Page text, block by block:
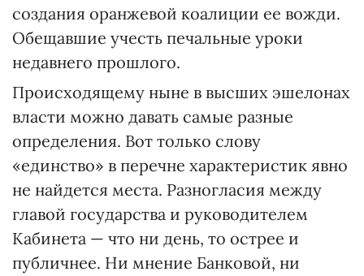
создания оранжевой коалиции ее вожди.
Обещавшие учесть печальные уроки
недавнего прошлого.
Происходящему ныне в выс­ших эшелонах
власти можно давать самые разные
определения. Вот только слову
«единство» в перечне характеристик явно
не найдется места. Разногласия меж­ду
главой государства и руководителем
Кабинета — что ни день, то острее и
публичнее. Ни мнение Банковой, ни